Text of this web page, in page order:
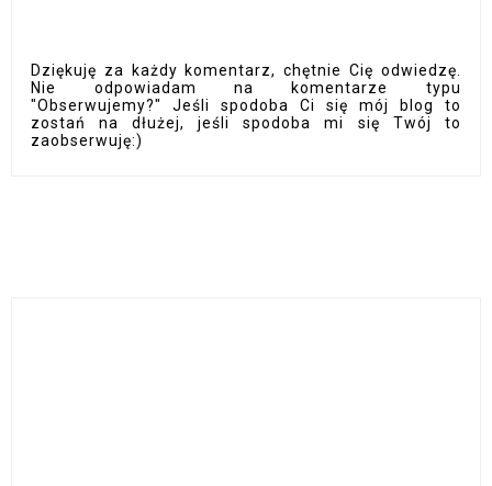
Dziękuję za każdy komentarz, chętnie Cię odwiedzę.
Nie odpowiadam na komentarze typu
"Obserwujemy?" Jeśli spodoba Ci się mój blog to
zostań na dłużej, jeśli spodoba mi się Twój to
zaobserwuję:)